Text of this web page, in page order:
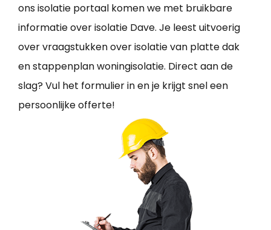
ons isolatie portaal komen we met bruikbare
informatie over isolatie Dave. Je leest uitvoerig
over vraagstukken over isolatie van platte dak
en stappenplan woningisolatie. Direct aan de
slag? Vul het formulier in en je krijgt snel een
persoonlijke offerte!